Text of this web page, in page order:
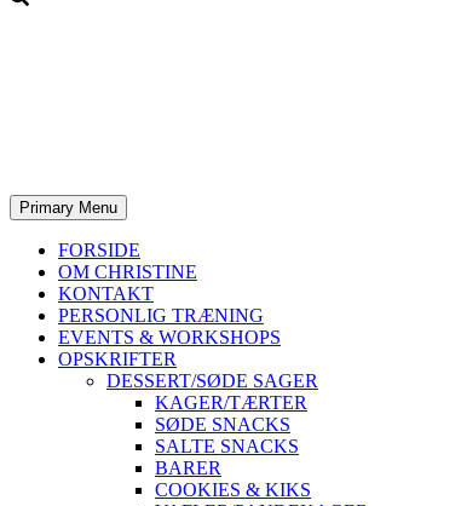
Primary Menu
FORSIDE
OM CHRISTINE
KONTAKT
PERSONLIG TRÆNING
EVENTS & WORKSHOPS
OPSKRIFTER
DESSERT/SØDE SAGER
KAGER/TÆRTER
SØDE SNACKS
SALTE SNACKS
BARER
COOKIES & KIKS